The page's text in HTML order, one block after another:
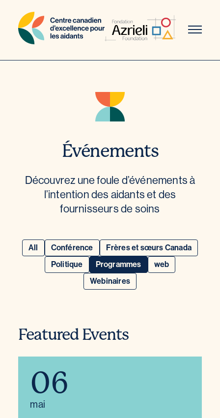
Événements
Découvrez une foule d’événements à
l’intention des aidants et des
fournisseurs de soins
All Conférence
Frères et sœurs Canada
Politique
Programmes
web
Webinaires
Featured Events
06
mai